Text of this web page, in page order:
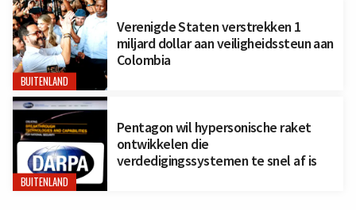
BUITENLAND
Verenigde Staten verstrekken 1
miljard dollar aan veiligheidssteun aan
Colombia
BUITENLAND
Pentagon wil hypersonische raket
ontwikkelen die
verdedigingssystemen te snel af is